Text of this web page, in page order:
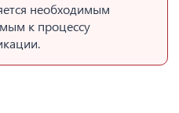
необходимым
к процессу